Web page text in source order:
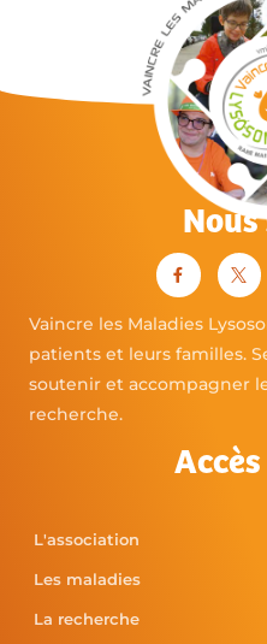
Vaincre les Maladies
patients et leurs familles.
soutenir et accompagner
recherche.
L'association
Les maladies
La recherche